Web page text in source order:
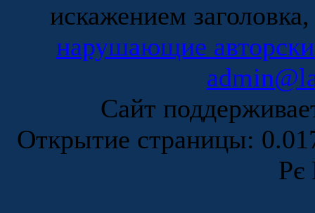
искажением
нарушающие
Сайт
Открытие страницы:
Рє